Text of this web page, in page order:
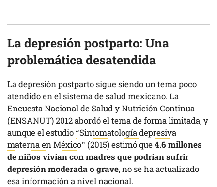
La depresión postparto: Una
problemática desatendida
La depresión postparto sigue siendo un tema poco
atendido en el sistema de salud mexicano. La
Encuesta Nacional de Salud y Nutrición Continua
(ENSANUT) 2012 abordó el tema de forma limitada, y
aunque el estudio“Sintomatología depresiva
materna en México” (2015) estimó que4.6 millones
de niños vivían con madres que podrían sufrir
depresión moderada o grave, no se ha actualizado
esa información a nivel nacional.